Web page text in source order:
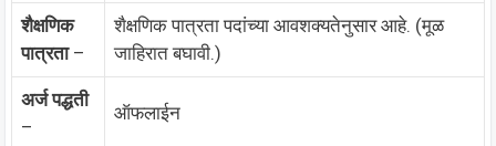
शैक्षणिक
पात्रता–
शैक्षणिक पात्रता पदांच्या आवशक्यतेनुसार आहे. (मूळ
जाहिरात बघावी.)
अर्ज पद्धती
–
ऑफलाईन